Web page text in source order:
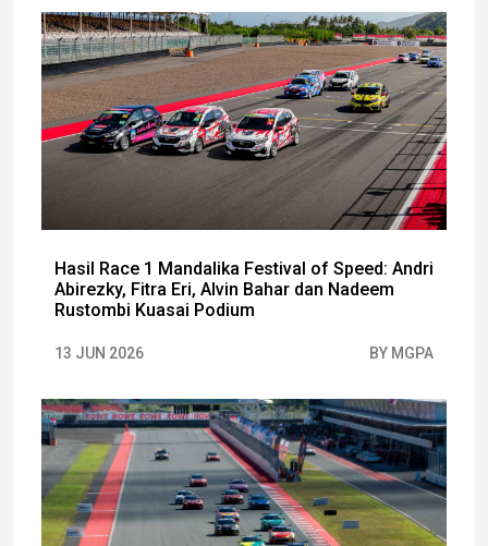
Hasil Race 1 Mandalika Festival of Speed: Andri
Abirezky, Fitra Eri, Alvin Bahar dan Nadeem
Rustombi Kuasai Podium
13 JUN 2026 BY MGPA